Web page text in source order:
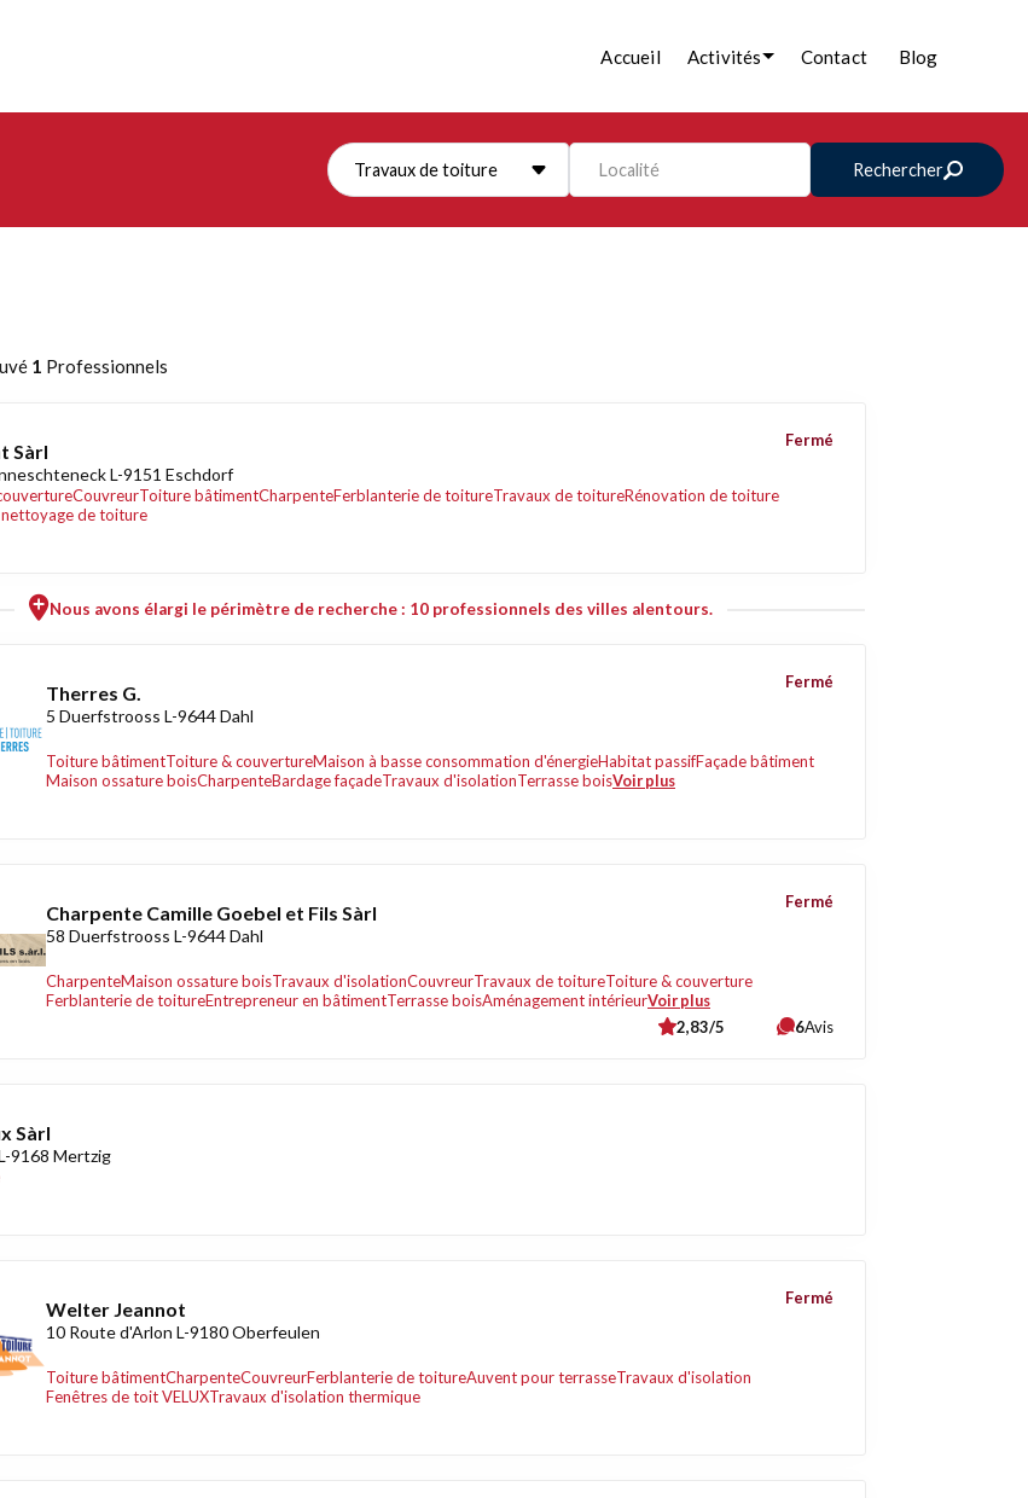
Accueil Activités Contact Blog
Travaux de toiture Localité Rechercher
1 Professionnels
Sàrl
L-9151 Eschdorf
CouvreurToiture bâtimentCharpenteFerblanterie de toitureTravaux de toitureRénovation de toiture
nettoyage de toiture
Fermé
Nous avons élargi le périmètre de recherche : 10 professionnels des villes alentours.
Therres G.
5 Duerfstrooss L-9644 Dahl
Toiture bâtimentToiture & couvertureMaison à basse consommation d'énergieHabitat passifFaçade bâtiment
Maison ossature boisCharpenteBardage façadeTravaux d'isolationTerrasse boisVoir plus
Fermé
Charpente Camille Goebel et Fils Sàrl
58 Duerfstrooss L-9644 Dahl
CharpenteMaison ossature boisTravaux d'isolationCouvreurTravaux de toitureToiture & couverture
Ferblanterie de toitureEntrepreneur en bâtimentTerrasse boisAménagement intérieurVoir plus
Fermé
2,83/5 6Avis
Sàrl
9168 Mertzig
Welter Jeannot
10 Route d'Arlon L-9180 Oberfeulen
Toiture bâtimentCharpenteCouvreurFerblanterie de toitureAuvent pour terrasseTravaux d'isolation
Fenêtres de toit VELUXTravaux d'isolation thermique
Fermé